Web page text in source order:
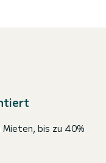
Mieten, bis zu 40%